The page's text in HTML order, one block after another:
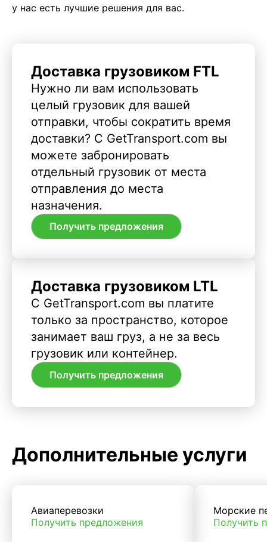
у нас есть лучшие решения для вас.
Доставка грузовиком FTL
Нужно ли вам использовать
целый грузовик для вашей
отправки, чтобы сократить время
доставки? С GetTransport.com вы
можете забронировать
отдельный грузовик от места
отправления до места
назначения.
Получить предложения
Доставка грузовиком LTL
С GetTransport.com вы платите
только за пространство, которое
занимает ваш груз, а не за весь
грузовик или контейнер.
Получить предложения
Дополнительные услуги
Авиаперевозки
Получить предложения
Морские
Получить